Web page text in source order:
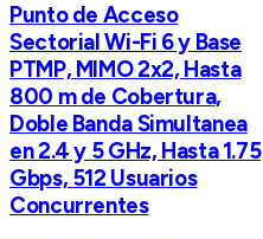
Punto de Acceso
Sectorial Wi-Fi 6 y Base
PTMP, MIMO 2x2, Hasta
800 m de Cobertura,
Doble Banda Simultanea
en 2.4 y 5 GHz, Hasta 1.75
Gbps, 512 Usuarios
Concurrentes